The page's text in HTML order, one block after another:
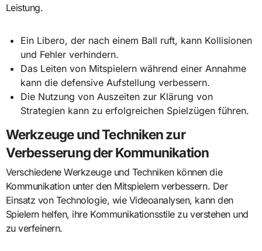
Leistung.
Ein Libero, der nach einem Ball ruft, kann Kollisionen
und Fehler verhindern.
Das Leiten von Mitspielern während einer Annahme
kann die defensive Aufstellung verbessern.
Die Nutzung von Auszeiten zur Klärung von
Strategien kann zu erfolgreichen Spielzügen führen.
Werkzeuge und Techniken zur
Verbesserung der Kommunikation
Verschiedene Werkzeuge und Techniken können die
Kommunikation unter den Mitspielern verbessern. Der
Einsatz von Technologie, wie Videoanalysen, kann den
Spielern helfen, ihre Kommunikationsstile zu verstehen und
zu verfeinern.